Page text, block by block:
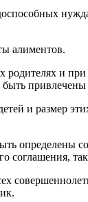
алиментов.
и
и размер
определены
соглашения,